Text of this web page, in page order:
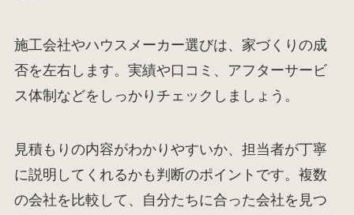
施工会社やハウスメーカー選びは、家づくりの成
否を左右します。実績や口コミ、アフターサービ
ス体制などをしっかりチェックしましょう。
見積もりの内容がわかりやすいか、担当者が丁寧
に説明してくれるかも判断のポイントです。複数
の会社を比較して、自分たちに合った会社を見つ